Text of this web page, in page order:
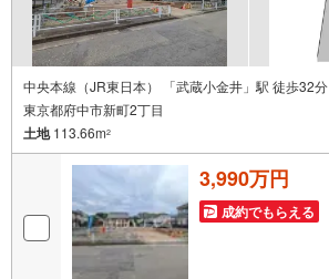
中央本線（JR東日本） 「武蔵小金井」駅 徒歩32分
東京都府中市新町2丁目
土地113.66m2
3,990万円
成約でもらえる